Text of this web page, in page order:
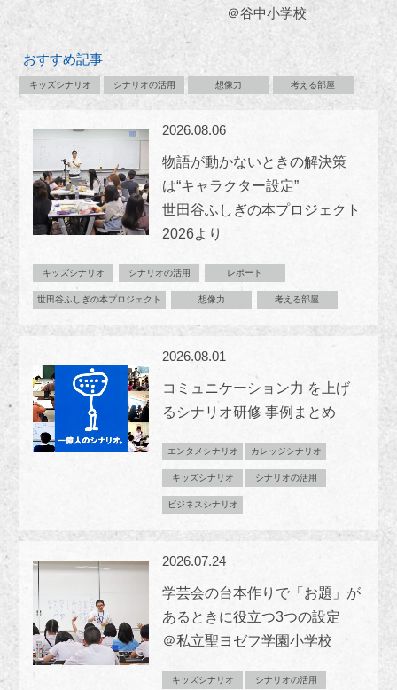
＠谷中小学校
おすすめ記事
キッズシナリオ シナリオの活用 想像力 考える部屋
2026.08.06
物語が動かないときの解決策
は“キャラクター設定”
世田谷ふしぎの本プロジェクト
2026より
キッズシナリオ シナリオの活用 レポート
世田谷ふしぎの本プロジェクト 想像力 考える部屋
2026.08.01
コミュニケーション力 を上げ
るシナリオ研修 事例まとめ
エンタメシナリオ カレッジシナリオ
キッズシナリオ シナリオの活用
ビジネスシナリオ
2026.07.24
学芸会の台本作りで「お題」が
あるときに役立つ3つの設定
＠私立聖ヨゼフ学園小学校
キッズシナリオ シナリオの活用